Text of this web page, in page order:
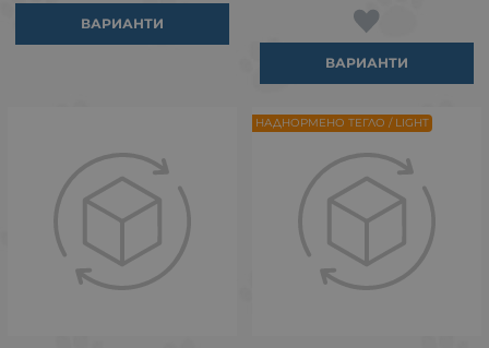
ВАРИАНТИ
ВАРИАНТИ
НАДНОРМЕНО ТЕГЛО / LIGHT